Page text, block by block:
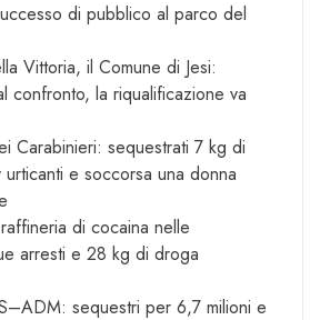
di pubblico al parco del
Vittoria, il Comune di Jesi:
confronto, la riqualificazione va
Carabinieri: sequestrati 7 kg di
e soccorsa una donna
di cocaina nelle
arresti e 28 kg di droga
sequestri per 6,7 milioni e